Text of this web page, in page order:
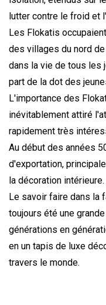
lutter contre le froid et
Les Flokatis
des villages du nord
dans la vie de tous les
part de la dot des
L'importance des
inévitablement attiré
rapidement très
Au début des années
d'exportation,
la décoration intérieure.
Le savoir faire dans la
toujours été une
générations en
en un tapis de luxe
travers le monde.